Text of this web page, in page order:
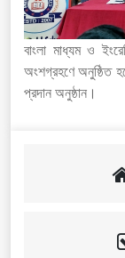
বাংলা মাধ্যম ও
অংশগ্রহণে অনুষ্ঠিত
প্রদান অনুষ্ঠান।